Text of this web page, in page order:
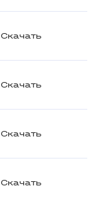
Скачать
Скачать
Скачать
Скачать